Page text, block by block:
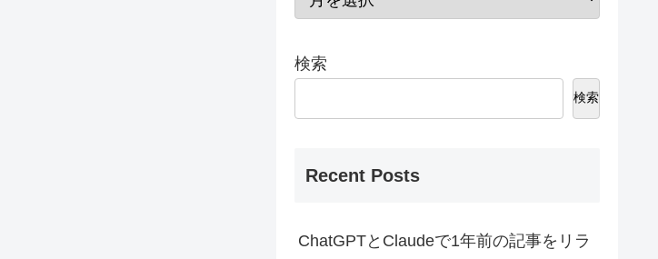
検索
検索
Recent Posts
ChatGPTとClaudeで1年前の記事をリラ